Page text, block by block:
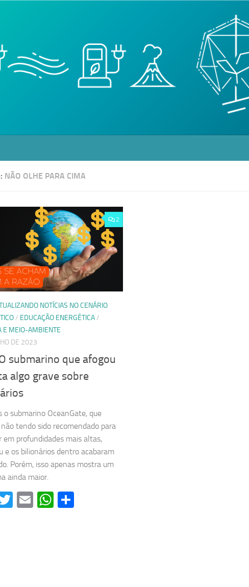
NÃO OLHE PARA CIMA
2
NOTÍCIAS NO CENÁRIO
/ EDUCAÇÃO ENERGÉTICA/
E MEIO-AMBIENTE
DE 2023
submarino que afogou
algo grave sobre
o submarino OceanGate, que
tendo sido recomendado para
em profundidades mais altas,
e os bilionários dentro acabaram
Porém, isso apenas mostra um
ainda maior.
Twitter
EmailWhatsApp